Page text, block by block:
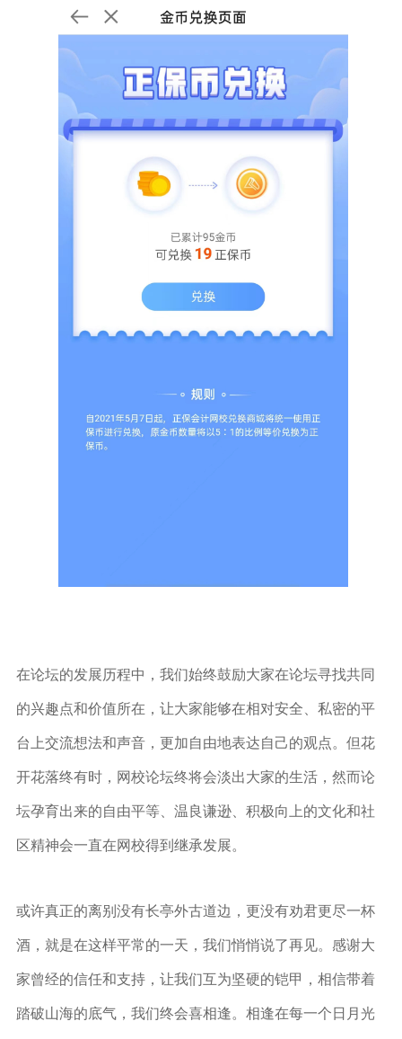
在论坛的发展历程中，我们始终鼓励大家在论坛寻找共同
的兴趣点和价值所在，让大家能够在相对安全、私密的平
台上交流想法和声音，更加自由地表达自己的观点。但花
开花落终有时，网校论坛终将会淡出大家的生活，然而论
坛孕育出来的自由平等、温良谦逊、积极向上的文化和社
区精神会一直在网校得到继承发展。
或许真正的离别没有长亭外古道边，更没有劝君更尽一杯
酒，就是在这样平常的一天，我们悄悄说了再见。感谢大
家曾经的信任和支持，让我们互为坚硬的铠甲，相信带着
踏破山海的底气，我们终会喜相逢。相逢在每一个日月光